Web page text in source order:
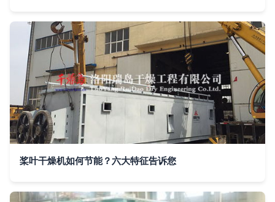
桨叶干燥机如何节能？六大特征告诉您